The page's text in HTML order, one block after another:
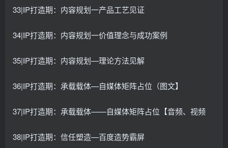
33|IP打造期：内容规划一产品工艺见证
34|IP打造期：内容规划一价值理念与成功案例
35|IP打造期：内容规划—理论方法见解
36|IP打造期：承载载体—自媒体矩阵占位（图文】
37|IP打造期：承载载体——自媒体矩阵占位【音频、视频
38|IP打造期：信任塑造—百度造势霸屏